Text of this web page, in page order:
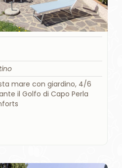
mare con giardino, 4/6
il Golfo di Capo Perla